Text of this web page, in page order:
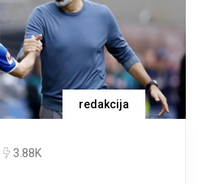
redakcija
3.88K